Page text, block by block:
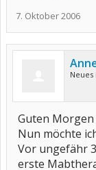
7. Oktober 2006
Neues
Guten Morgen
Nun möchte
Vor ungefähr
erste